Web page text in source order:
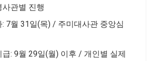
사관별 진행
: 7월 31일(목) / 주미대사관 중앙심
급: 9월 29일(월) 이후 / 개인별 실제